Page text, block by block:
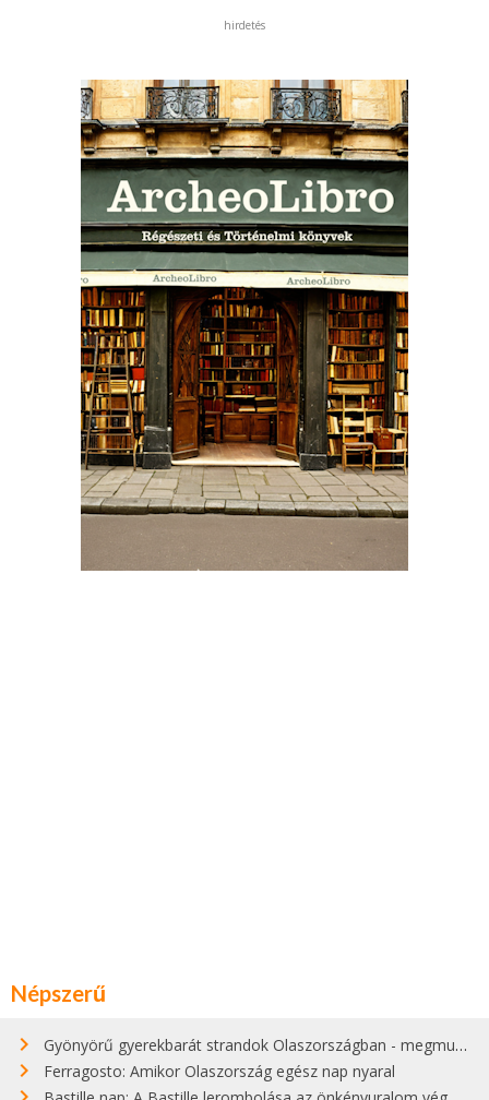
hirdetés
Népszerű
Gyönyörű gyerekbarát strandok Olaszországban - megmutatjuk a 15 legjobbat
Ferragosto: Amikor Olaszország egész nap nyaral